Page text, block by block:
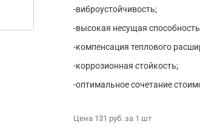
-виброустойчивость;
-высокая несущая
-компенсация теплового
-коррозионная стойкость;
-оптимальное сочетание
Цена 131 руб.за 1 шт